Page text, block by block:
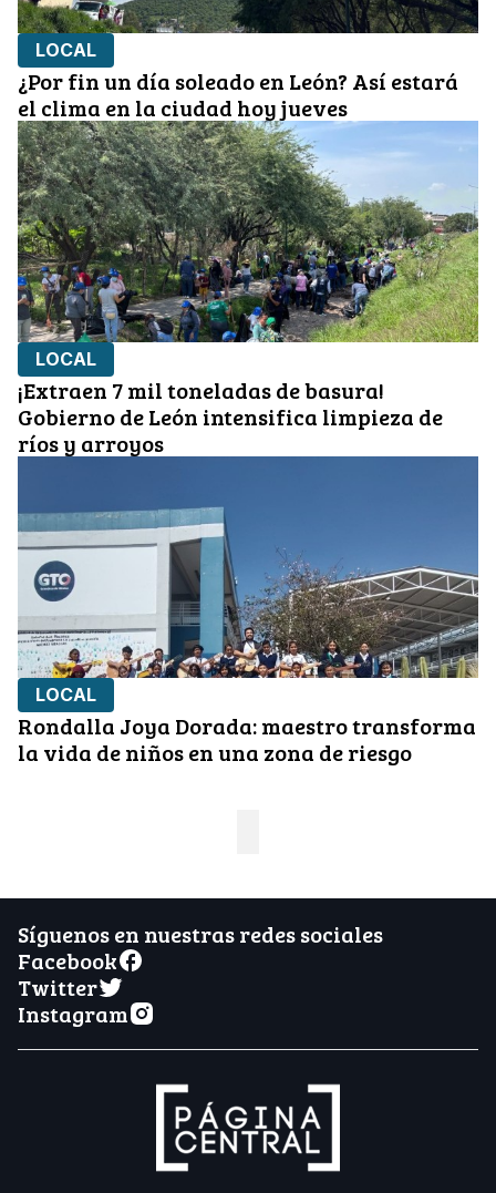
LOCAL
¿Por fin un día soleado en León? Así estará
el clima en la ciudad hoy jueves
LOCAL
¡Extraen 7 mil toneladas de basura!
Gobierno de León intensifica limpieza de
ríos y arroyos
LOCAL
Rondalla Joya Dorada: maestro transforma
la vida de niños en una zona de riesgo
Síguenos en nuestras redes sociales
Facebook
Twitter
Instagram